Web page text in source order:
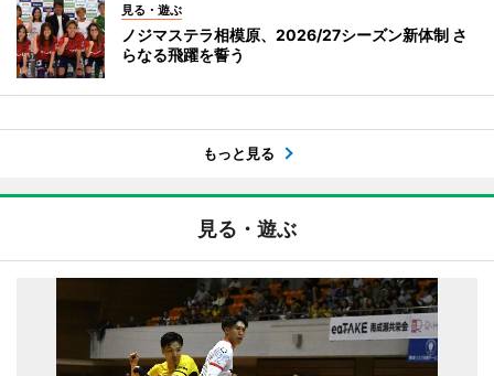
見る・遊ぶ
ノジマステラ相模原、2026/27シーズン新体制 さ
らなる飛躍を誓う
もっと見る
見る・遊ぶ